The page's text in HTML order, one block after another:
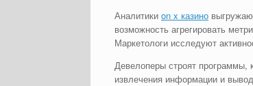
Аналитики on x казино
возможность агрегировать
Маркетологи исследуют
Девелоперы строят
извлечения информации и